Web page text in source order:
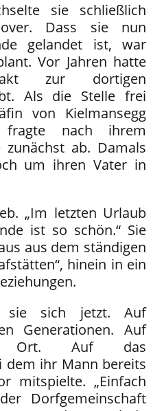
sie schließlich
Dass sie nun
gelandet ist, war
Vor Jahren hatte
zur dortigen
Als die Stelle frei
von Kielmansegg
nach ihrem
ab. Damals
um ihren Vater in
„Im letzten Urlaub
ist so schön.“ Sie
aus dem ständigen
hinein in ein
sie sich jetzt. Auf
Generationen. Auf
Ort. Auf das
dem ihr Mann bereits
mitspielte. „Einfach
Dorfgemeinschaft